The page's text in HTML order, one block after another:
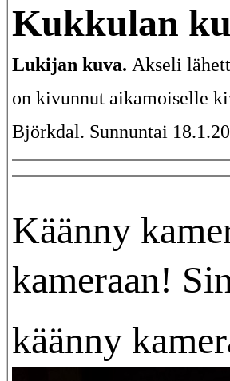
Kukkulan
Lukijan kuva. Akseli
on kivunnut aikamoiselle
Björkdal. Sunnuntai
Käänny
kameraan!
käänny